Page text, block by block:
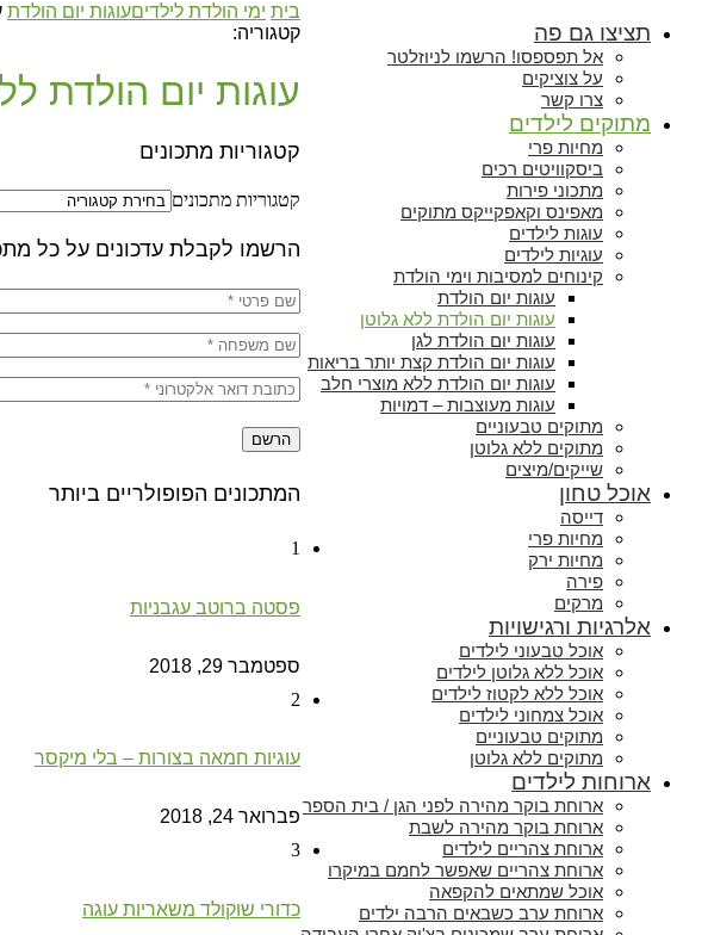
תציצו גם פה
אל תפספסו! הרשמו לניוזלטר
על צוציקים
צרו קשר
מתוקים לילדים
מחיות פרי
ביסקוויטים רכים
מתכוני פירות
מאפינס וקאפקייקס מתוקים
עוגות לילדים
עוגיות לילדים
קינוחים למסיבות וימי הולדת
עוגות יום הולדת
עוגות יום הולדת ללא גלוטן
עוגות יום הולדת לגן
עוגות יום הולדת קצת יותר בריאות
עוגות יום הולדת ללא מוצרי חלב
עוגות מעוצבות – דמויות
מתוקים טבעוניים
מתוקים ללא גלוטן
שייקים/מיצים
אוכל טחון
דייסה
מחיות פרי
מחיות ירק
פירה
מרקים
אלרגיות ורגישויות
אוכל טבעוני לילדים
אוכל ללא גלוטן לילדים
אוכל ללא לקטוז לילדים
אוכל צמחוני לילדים
מתוקים טבעוניים
מתוקים ללא גלוטן
ארוחות לילדים
ארוחת בוקר מהירה לפני הגן / בית הספר
ארוחת בוקר מהירה לשבת
ארוחת צהריים לילדים
ארוחת צהריים שאפשר לחמם במיקרו
אוכל שמתאים להקפאה
ארוחת ערב כשבאים הרבה ילדים
בית ימי הולדת לילדיםעוגות יום הולדת
קטגוריה:
עוגות יום הולדת
קטגוריות מתכונים
קטגוריות מתכונים
הרשמו לקבלת עדכונים על כל
המתכונים הפופולריים ביותר
1
פסטה ברוטב עגבניות
ספטמבר 29, 2018
2
עוגיות חמאה בצורות – בלי מיקסר
פברואר 24, 2018
3
כדורי שוקולד משאריות עוגה